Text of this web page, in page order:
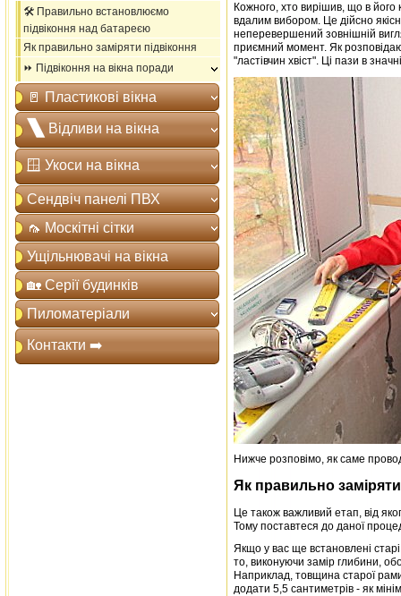
🛠️ Правильно встановлюємо
підвіконня над батареєю
Як правильно заміряти підвіконня
⏩ Підвіконня на вікна поради
🚪 Пластикові вікна
🙽 Відливи на вікна
🪟 Укоси на вікна
Сендвіч панелі ПВХ
🦟 Москітні сітки
Ущільнювачі на вікна
🏡 Серії будинків
Пиломатеріали
Контакти ➡️
Кожного, хто вирішив, що в його
вдалим вибором. Це дійсно
неперевершений зовнішній
приємний момент. Як
"ластівчин хвіст". Ці пази в
Нижче розповімо, як саме
Як правильно заміряти
Це також важливий етап, від
Тому поставтеся до даної
Якщо у вас ще встановлені старі
то, виконуючи замір глибини,
Наприклад, товщина старої рами
додати 5,5 сантиметрів - як